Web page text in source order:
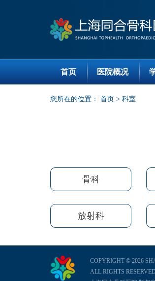
首页 医院概况
您所在的位置： 首页 > 科室
骨科
放射科
COPYRIGHT © 2026
ALL RIGHTS